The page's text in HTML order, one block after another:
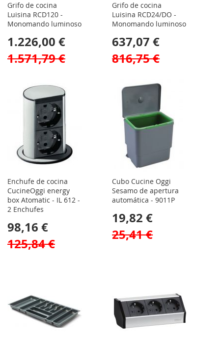
Grifo de cocina
Luisina RCD120 -
Monomando luminoso
1.226,00 €
1.571,79 €
Grifo de cocina
Luisina RCD24/DO -
Monomando luminoso
637,07 €
816,75 €
Enchufe de cocina
CucineOggi energy
box Atomatic - IL 612 -
2 Enchufes
98,16 €
125,84 €
Cubo Cucine Oggi
Sesamo de apertura
automática - 9011P
19,82 €
25,41 €